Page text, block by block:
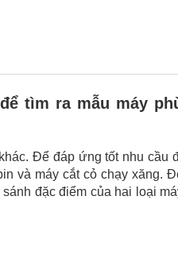
tìm ra mẫu máy
Để đáp ứng tốt nhu cầu
và máy cắt cỏ chạy xăng.
đặc điểm của hai loại